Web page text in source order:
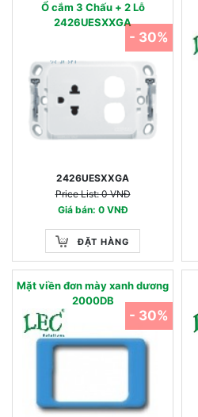
Ổ cắm 3 Chấu + 2 Lỗ
2426UESXXGA
2426UESXXGA
Price List: 0 VNĐ
Giá bán: 0 VNĐ
ĐẶT HÀNG
- 30%
Mặt viền đơn mày xanh dương
2000DB
- 30%